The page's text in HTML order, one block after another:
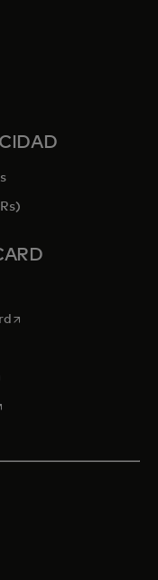
pestaña nueva
se abre en una pestaña
una pestaña nueva
abre en una pestaña
abre en una pestaña